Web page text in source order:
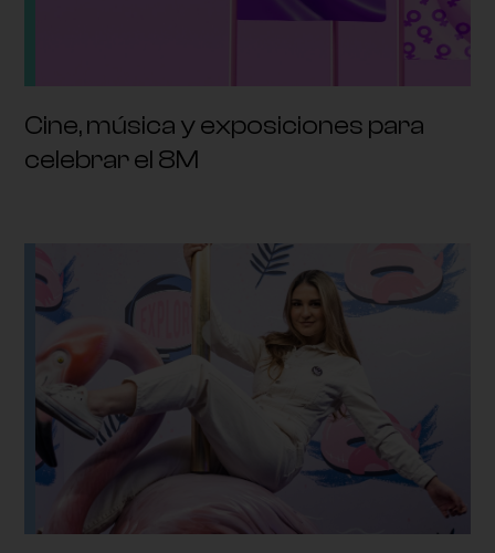
Cine, música y exposiciones para
celebrar el 8M